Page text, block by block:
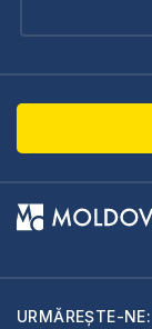
URMĂREȘTE-NE: